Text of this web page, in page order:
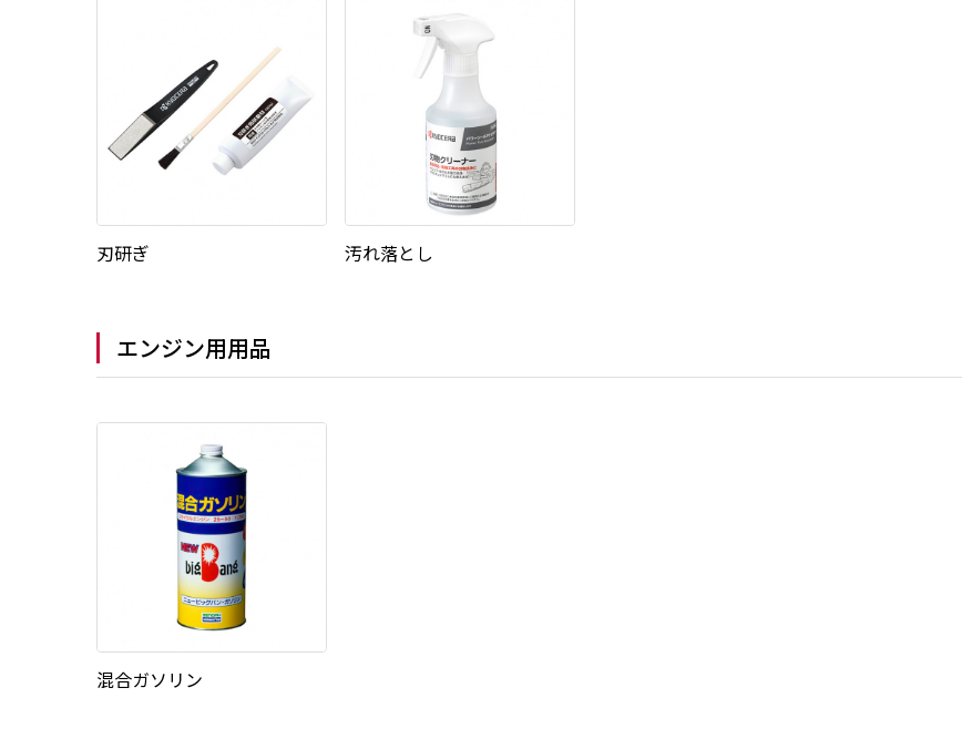
刃研ぎ 汚れ落とし
エンジン用用品
混合ガソリン